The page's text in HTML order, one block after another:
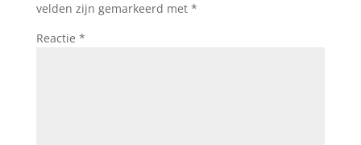
velden zijn gemarkeerd met *
Reactie *